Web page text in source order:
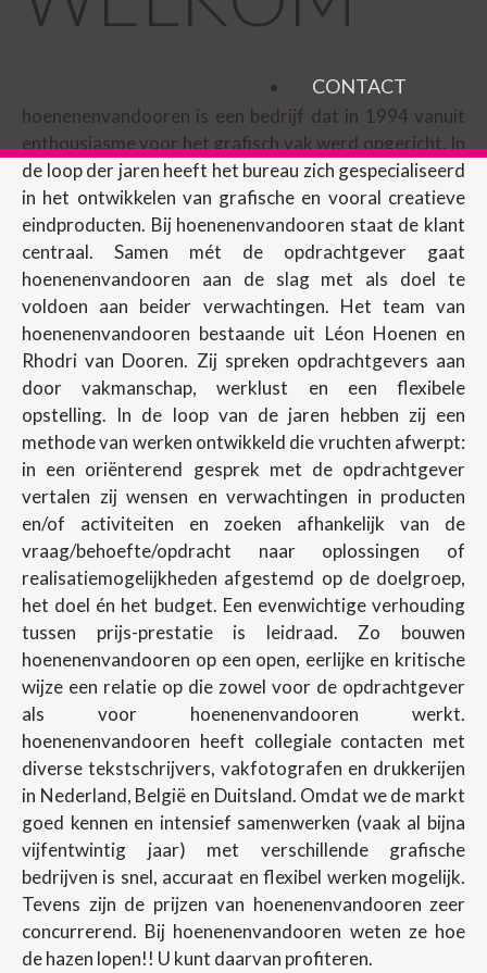
CONTACT
hoenenenvandooren is een bedrijf dat in 1994 vanuit
enthousiasme voor het grafisch vak werd opgericht. In
de loop der jaren heeft het bureau zich gespecialiseerd
in het ontwikkelen van grafische en vooral creatieve
eindproducten. Bij hoenenenvandooren staat de klant
centraal. Samen mét de opdrachtgever gaat
hoenenenvandooren aan de slag met als doel te
voldoen aan beider verwachtingen. Het team van
hoenenenvandooren bestaande uit Léon Hoenen en
Rhodri van Dooren. Zij spreken opdrachtgevers aan
door vakmanschap, werklust en een flexibele
opstelling. In de loop van de jaren hebben zij een
methode van werken ontwikkeld die vruchten afwerpt:
in een oriënterend gesprek met de opdrachtgever
vertalen zij wensen en verwachtingen in producten
en/of activiteiten en zoeken afhankelijk van de
vraag/behoefte/opdracht naar oplossingen of
realisatiemogelijkheden afgestemd op de doelgroep,
het doel én het budget. Een evenwichtige verhouding
tussen prijs-prestatie is leidraad. Zo bouwen
hoenenenvandooren op een open, eerlijke en kritische
wijze een relatie op die zowel voor de opdrachtgever
als voor hoenenenvandooren werkt.
hoenenenvandooren heeft collegiale contacten met
diverse tekstschrijvers, vakfotografen en drukkerijen
in Nederland, België en Duitsland. Omdat we de markt
goed kennen en intensief samenwerken (vaak al bijna
vijfentwintig jaar) met verschillende grafische
bedrijven is snel, accuraat en flexibel werken mogelijk.
Tevens zijn de prijzen van hoenenenvandooren zeer
concurrerend. Bij hoenenenvandooren weten ze hoe
de hazen lopen!! U kunt daarvan profiteren.